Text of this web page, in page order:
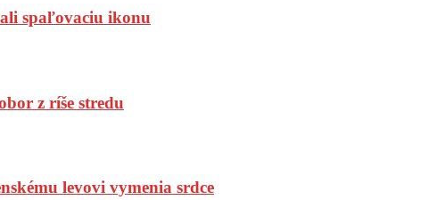
spaľovaciu ikonu
z ríše stredu
levovi vymenia srdce